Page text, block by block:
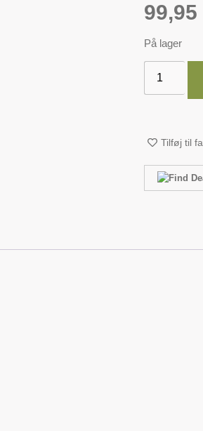
99,95
På lager
Tilføj til